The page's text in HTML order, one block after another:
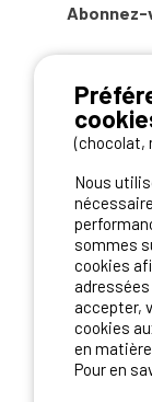
(chocolat,
Nous
sommes
cookies
accepter,
cookies
en
Pour en